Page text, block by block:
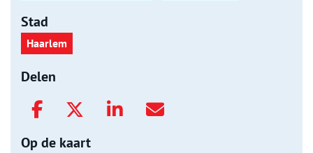
Stad
Haarlem
Delen
Op de kaart